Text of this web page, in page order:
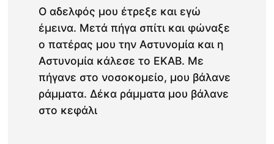
Ο αδελφός μου έτρεξε και εγώ
έμεινα. Μετά πήγα σπίτι και φώναξε
ο πατέρας μου την Αστυνομία και η
Αστυνομία κάλεσε το ΕΚΑΒ. Με
πήγανε στο νοσοκομείο, μου βάλανε
ράμματα. Δέκα ράμματα μου βάλανε
στο κεφάλι